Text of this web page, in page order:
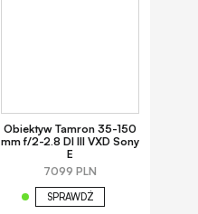
Obiektyw Tamron 35-150
mm f/2-2.8 DI III VXD Sony
E
7099 PLN
SPRAWDŹ